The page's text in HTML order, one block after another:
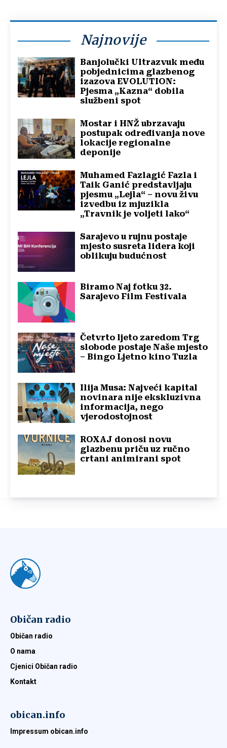
Najnovije
Banjolučki Ultrazvuk među
pobjednicima glazbenog
izazova EVOLUTION:
Pjesma „Kazna“ dobila
službeni spot
Mostar i HNŽ ubrzavaju
postupak određivanja nove
lokacije regionalne
deponije
Muhamed Fazlagić Fazla i
Taik Ganić predstavljaju
pjesmu „Lejla“ – novu živu
izvedbu iz mjuzikla
„Travnik je voljeti lako“
Sarajevo u rujnu postaje
mjesto susreta lidera koji
oblikuju budućnost
Biramo Naj fotku 32.
Sarajevo Film Festivala
Četvrto ljeto zaredom Trg
slobode postaje Naše mjesto
– Bingo Ljetno kino Tuzla
Ilija Musa: Najveći kapital
novinara nije ekskluzivna
informacija, nego
vjerodostojnost
ROXAJ donosi novu
glazbenu priču uz ručno
crtani animirani spot
Običan radio
Običan radio
O nama
Cjenici Običan radio
Kontakt
obican.info
Impressum obican.info